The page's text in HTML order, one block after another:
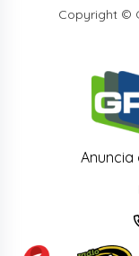
Copyright ©
Anuncia